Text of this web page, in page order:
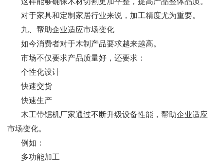
对于家具和定制家居行业来说，加工精度尤为重要。
九、帮助企业适应市场变化
如今消费者对于木制产品要求越来越高。
市场不仅要求产品质量好，还要求：
个性化设计
快速交货
快速生产
木工带锯机厂家通过不断升级设备性能，帮助企业适应
市场变化。
例如：
多功能加工